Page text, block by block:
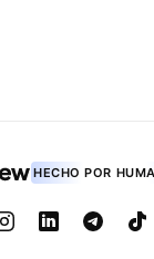
HECHO POR